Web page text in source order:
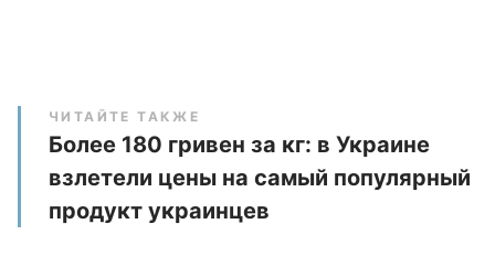
ЧИТАЙТЕ ТАКЖЕ
Более 180 гривен за кг: в Украине
взлетели цены на самый популярный
продукт украинцев